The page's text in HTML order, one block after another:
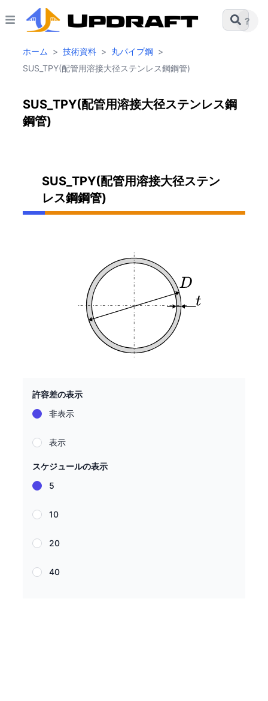
?
ホーム > 技術資料 > 丸パイプ鋼 >
SUS_TPY(配管用溶接大径ステンレス鋼鋼管)
SUS_TPY(配管用溶接大径ステンレス鋼
鋼管)
SUS_TPY(配管用溶接大径ステン
レス鋼鋼管)
許容差の表示
非表示
表示
スケジュールの表示
5
10
20
40